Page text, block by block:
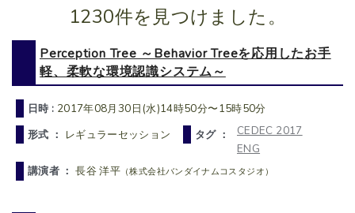
1230件を見つけました。
Perception Tree ～Behavior Treeを応用したお手
軽、柔軟な環境認識システム～
日時 : 2017年08月30日(水)14時50分〜15時50分
形式 ： レギュラーセッション タグ ：
CEDEC 2017
ENG
講演者 ：長谷 洋平 （株式会社バンダイナムコスタジオ）